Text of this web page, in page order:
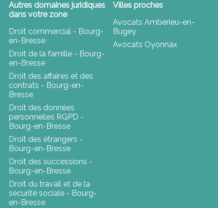
Autres domaines juridiques
dans votre zone
Droit commercial - Bourg-
en-Bresse
Droit de la famille - Bourg-
en-Bresse
Droit des affaires et des
contrats - Bourg-en-
Bresse
Droit des données
personnelles RGPD -
Bourg-en-Bresse
Droit des étrangers -
Bourg-en-Bresse
Droit des successions -
Bourg-en-Bresse
Droit du travail et de la
sécurité sociale - Bourg-
en-Bresse
Villes proches
Avocats Ambérieu-en-
Bugey
Avocats Oyonnax